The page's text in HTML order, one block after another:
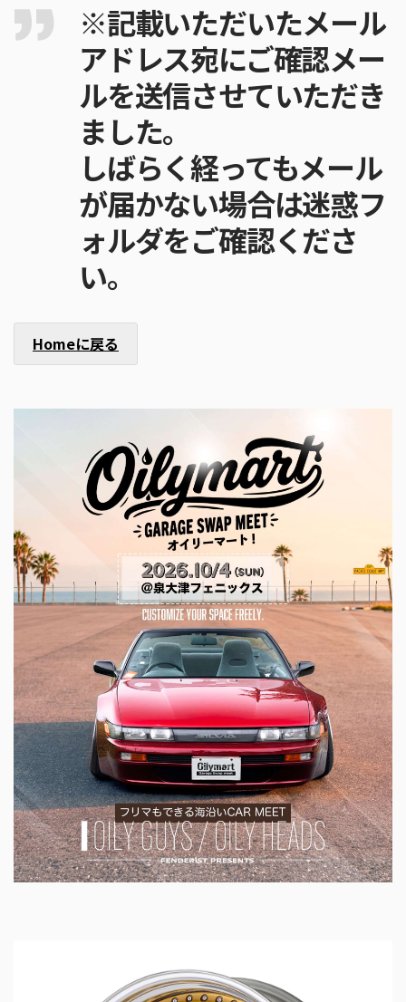
※記載いただいたメール
アドレス宛にご確認メー
ルを送信させていただき
ました。
しばらく経ってもメール
が届かない場合は迷惑フ
ォルダをご確認くださ
い。
Homeに戻る